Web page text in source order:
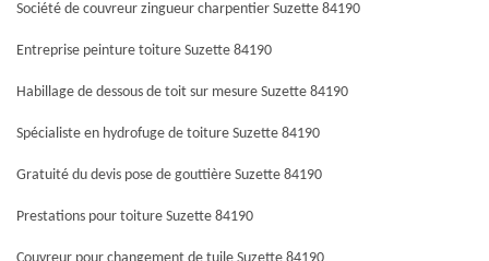
Société de couvreur zingueur charpentier Suzette 84190
Entreprise peinture toiture Suzette 84190
Habillage de dessous de toit sur mesure Suzette 84190
Spécialiste en hydrofuge de toiture Suzette 84190
Gratuité du devis pose de gouttière Suzette 84190
Prestations pour toiture Suzette 84190